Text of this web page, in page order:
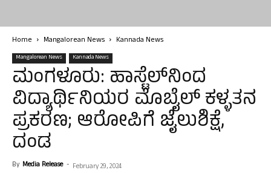
Home Mangalorean News Kannada News
Mangalorean News Kannada News
ಮಂಗಳೂರು: ಹಾಸ್ಟೆಲ್‌ನಿಂದ
ವಿದ್ಯಾರ್ಥಿನಿಯರ ಮೊಬೈಲ್ ಕಳ್ಳತನ
ಪ್ರಕರಣ; ಆರೋಪಿಗೆ ಜೈಲುಶಿಕ್ಷೆ,
ದಂಡ
By Media Release - February 29, 2024